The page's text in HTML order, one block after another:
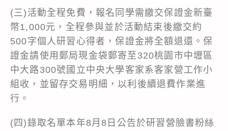
(三)活動全程免費，報名同學需繳交保證金新臺
幣1,000元，全程參與並於活動結束後繳交約
500字個人研習心得者，保證金將全額退還。保
證金請使用郵局現金袋郵寄至320桃園市中壢區
中大路300號國立中央大學客家系客家營工作小
組收，並留存交易明細，以利後續退費作業進
行。
(四)錄取名單本年8月8日公告於研習營臉書粉絲